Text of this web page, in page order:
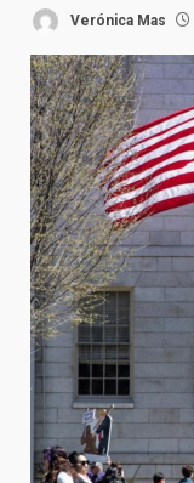
Verónica Mas